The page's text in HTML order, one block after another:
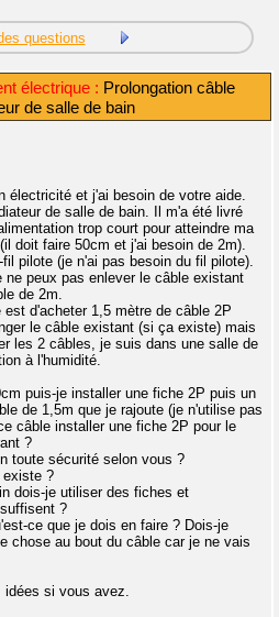
questions
électrique : Prolongation câble
de salle de bain
électricité et j'ai besoin de votre aide.
de salle de bain. Il m'a été livré
trop court pour atteindre ma
doit faire 50cm et j'ai besoin de 2m).
pilote (je n'ai pas besoin du fil pilote).
ne peux pas enlever le câble existant
de 2m.
est d'acheter 1,5 mètre de câble 2P
le câble existant (si ça existe) mais
les 2 câbles, je suis dans une salle de
à l'humidité.
puis-je installer une fiche 2P puis un
de 1,5m que je rajoute (je n'utilise pas
câble installer une fiche 2P pour le
?
toute sécurité selon vous ?
existe ?
dois-je utiliser des fiches et
?
ce que je dois en faire ? Dois-je
chose au bout du câble car je ne vais
idées si vous avez.